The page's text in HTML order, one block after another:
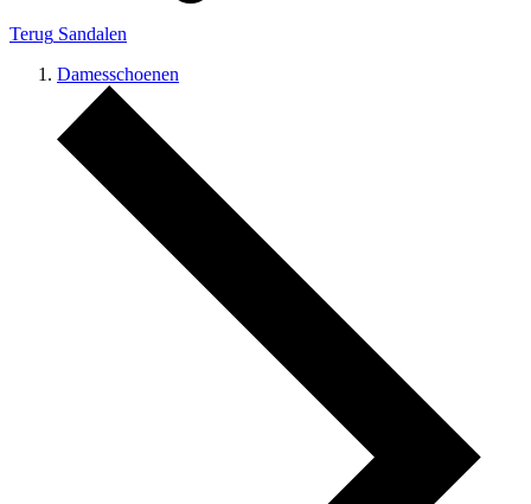
Terug Sandalen
Damesschoenen